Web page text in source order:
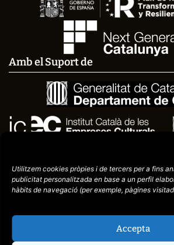
Utilitzem cookies pròpies i de tercers per a fins
publicitatpersonalitzada en base a un perfil
hàbits de navegació (perexemple, pàgines
Accepta
Amb el Suport de